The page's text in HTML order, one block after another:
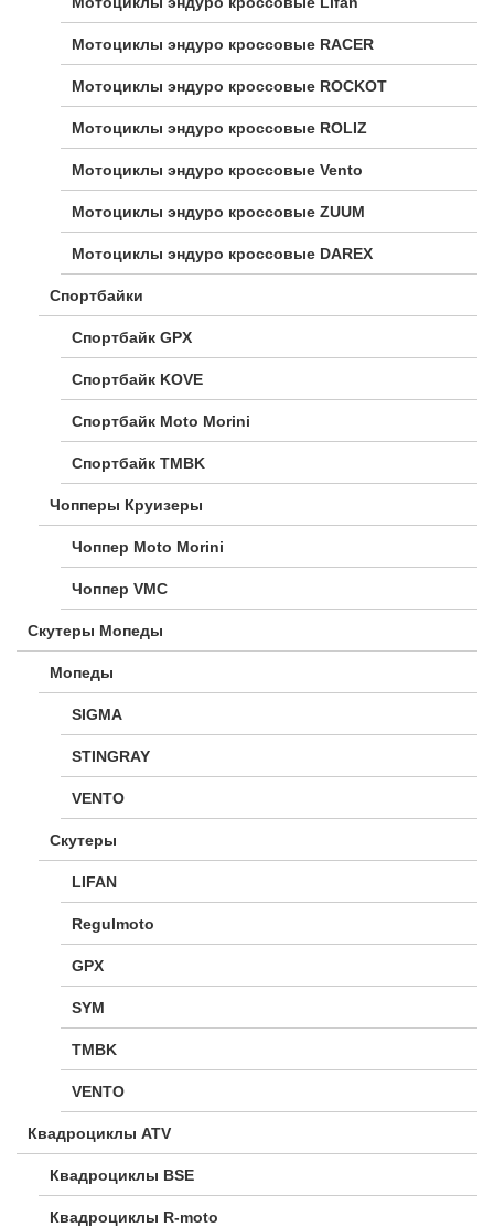
Мотоциклы эндуро кроссовые RACER
Мотоциклы эндуро кроссовые ROCKOT
Мотоциклы эндуро кроссовые ROLIZ
Мотоциклы эндуро кроссовые Vento
Мотоциклы эндуро кроссовые ZUUM
Мотоциклы эндуро кроссовые DAREX
Спортбайки
Спортбайк GPX
Спортбайк KOVE
Спортбайк Moto Morini
Спортбайк TMBK
Чопперы Круизеры
Чоппер Moto Morini
Чоппер VMC
Скутеры Мопеды
Мопеды
SIGMA
STINGRAY
VENTO
Скутеры
LIFAN
Regulmoto
GPX
SYM
TMBK
VENTO
Квадроциклы ATV
Квадроциклы BSE
Квадроциклы R-moto